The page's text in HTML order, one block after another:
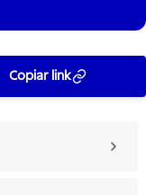
Copiar link